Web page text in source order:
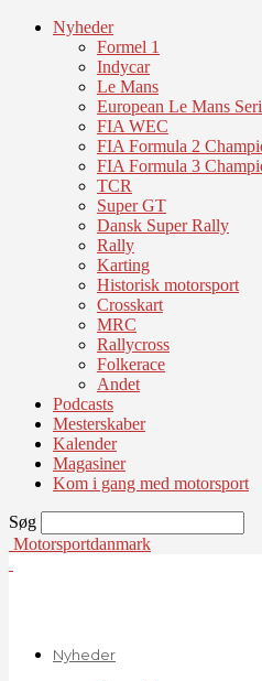
Nyheder
Formel 1
Indycar
Le Mans
European Le Mans
FIA WEC
FIA Formula 2
FIA Formula 3
TCR
Super GT
Dansk Super Rally
Rally
Karting
Historisk motorsport
Crosskart
MRC
Rallycross
Folkerace
Andet
Podcasts
Mesterskaber
Kalender
Magasiner
Kom i gang med motorsport
Søg
Motorsportdanmark
Nyheder